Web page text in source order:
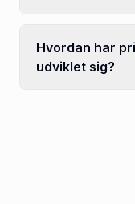
Hvordan har
udviklet sig?